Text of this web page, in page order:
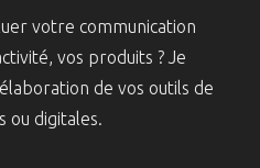
votre communication
vos produits ? Je
de vos outils de
ou digitales.